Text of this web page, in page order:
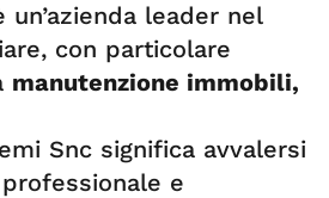
un’azienda leader nel
con particolare
manutenzione immobili,
Snc significa avvalersi
e